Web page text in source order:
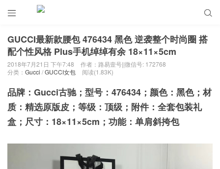
 
GUCCI最新款腰包 476434 黑色 逆袭整个时尚圈 搭
配个性风格 Plus手机绰绰有余 18×11×5cm
2018年7月21日 下午7:48
作者：路易壹号||微信号: 172768
分类： Gucci /GUCCI女包 阅读(1.83K)
品牌：Gucci古驰；型号：476434；颜色：黑色；材
质：精选原版皮；等级：顶级；附件：全套包装礼
盒；尺寸：18×11×5cm；功能：单肩斜挎包